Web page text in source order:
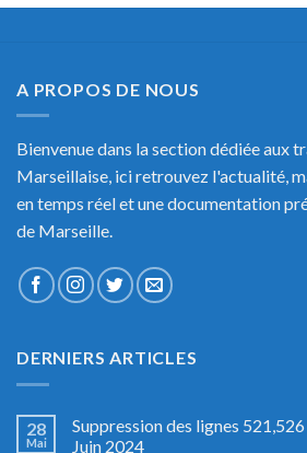
A PROPOS DE NOUS
Bienvenue dans la section dédiée aux
Marseillaise, ici retrouvez l'actualité,
en temps réel et une documentation
de Marseille.
DERNIERS ARTICLES
28
Mai
Suppression des lignes
Juin 2024